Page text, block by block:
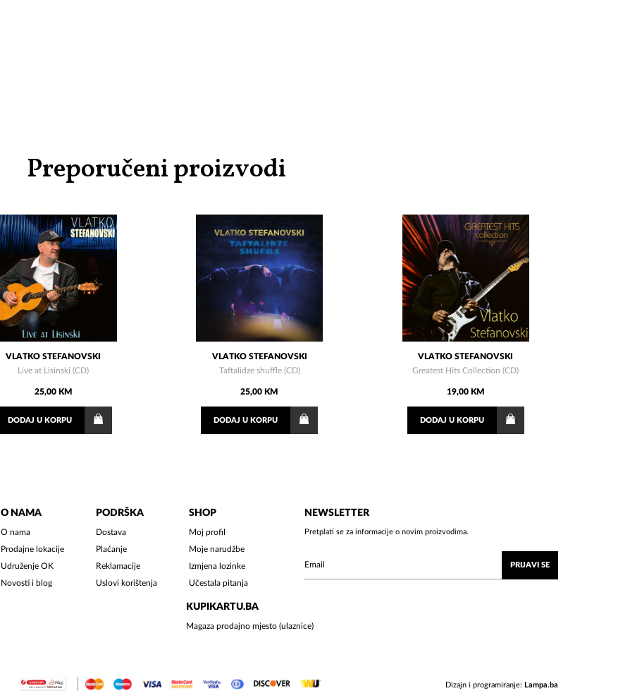
Preporučeni proizvodi
VLATKO STEFANOVSKI
Live at Lisinski (CD)
25,00 KM
DODAJU KORPU
VLATKO STEFANOVSKI
Taftalidze shuffle (CD)
25,00 KM
DODAJ U KORPU
VLATKO STEFANOVSKI
Greatest Hits Collection (CD)
19,00 KM
DODAJU KORPU
O NAMA
O nama
Prodajne lokacije
Udruženje OK
Novosti i blog
PODRŠKA
Dostava
Plaćanje
Reklamacije
Uslovi korištenja
SHOP
Moj profil
Moje narudžbe
Izmjena lozinke
Učestala pitanja
KUPIKARTU.BA
Magaza prodajno mjesto (ulaznice)
NEWSLETTER
Pretplati se za informacije o novim proizvodima.
PRIJAVI SE
Dizajn i programiranje: Lampa.ba